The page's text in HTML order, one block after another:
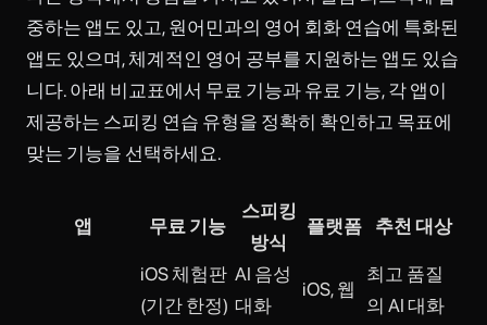
중하는 앱도 있고, 원어민과의 영어 회화 연습에 특화된
앱도 있으며, 체계적인 영어 공부를 지원하는 앱도 있습
니다. 아래 비교표에서 무료 기능과 유료 기능, 각 앱이
제공하는 스피킹 연습 유형을 정확히 확인하고 목표에
맞는 기능을 선택하세요.
앱 무료 기능
스피킹
방식
플랫폼 추천 대상
iOS 체험판
(기간 한정)
AI 음성
대화
iOS, 웹
최고 품질
의 AI 대화